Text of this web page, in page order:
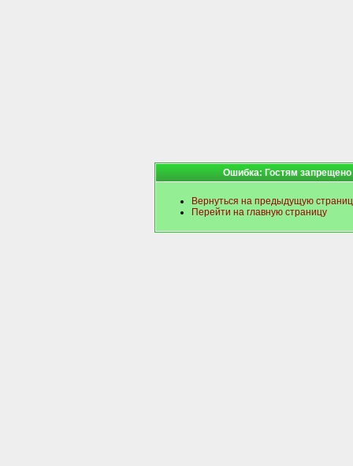
Ошибка: Гостям
Вернуться на предыдущую
Перейти на главную страницу